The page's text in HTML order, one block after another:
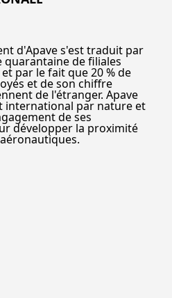
d'Apave s'est traduit par
quarantaine de filiales
par le fait que 20 % de
et de son chiffre
de l'étranger. Apave
international par nature et
de ses
développer la proximité